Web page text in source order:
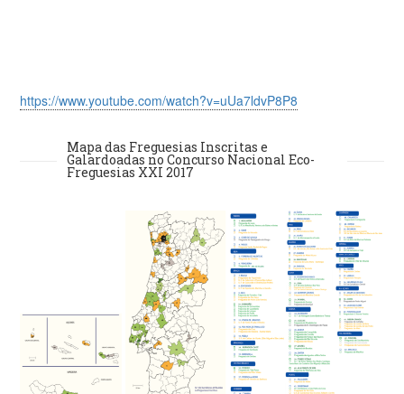
https://www.youtube.com/watch?v=uUa7ldvP8P8
Mapa das Freguesias Inscritas e
Galardoadas no Concurso Nacional Eco-
Freguesias XXI 2017